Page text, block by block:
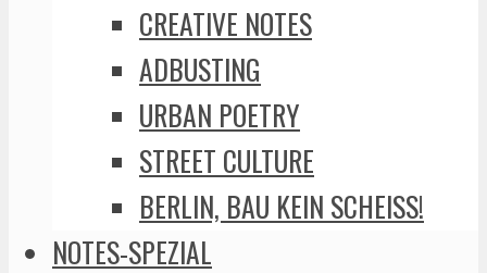
CREATIVE NOTES
ADBUSTING
URBAN POETRY
STREET CULTURE
BERLIN, BAU KEIN SCHEISS!
NOTES-SPEZIAL